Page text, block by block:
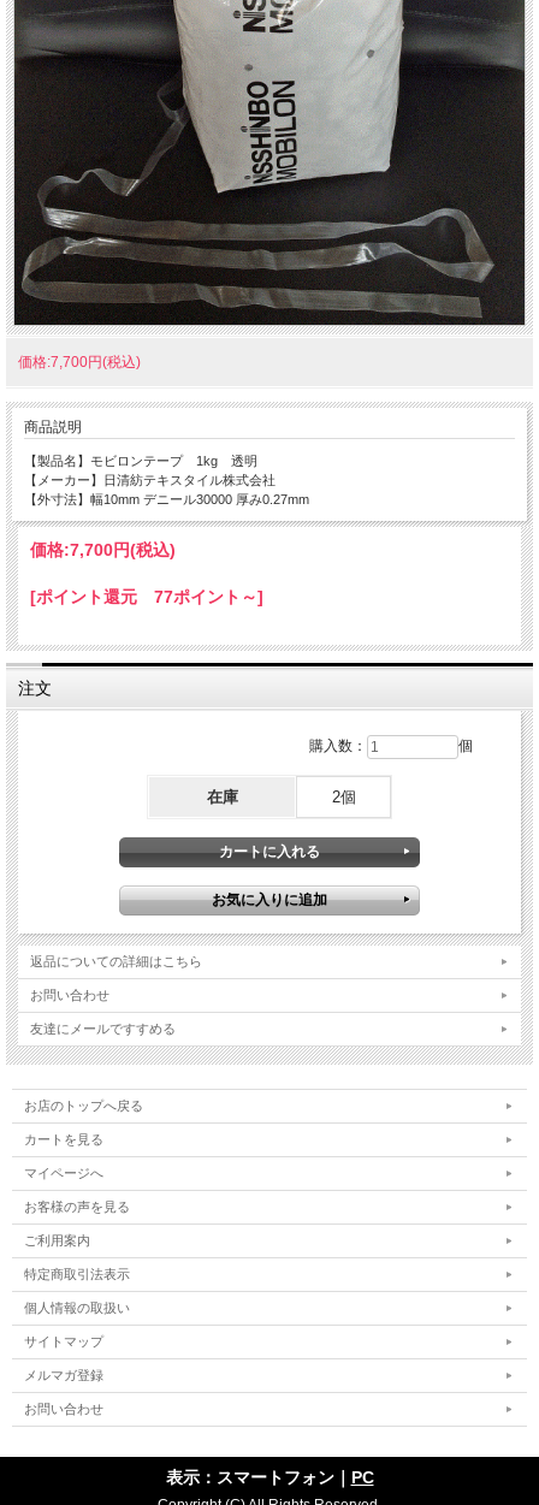
価格:7,700円(税込)
商品説明
【製品名】モビロンテープ 1kg 透明
【メーカー】日清紡テキスタイル株式会社
【外寸法】幅10mm デニール30000 厚み0.27mm
価格:7,700円(税込)
[ポイント還元 77ポイント～]
注文
購入数： 個
在庫 2個
返品についての詳細はこちら
お問い合わせ
友達にメールですすめる
お店のトップへ戻る
カートを見る
マイページへ
お客様の声を見る
ご利用案内
特定商取引法表示
個人情報の取扱い
サイトマップ
メルマガ登録
お問い合わせ
表示：スマートフォン｜ PC